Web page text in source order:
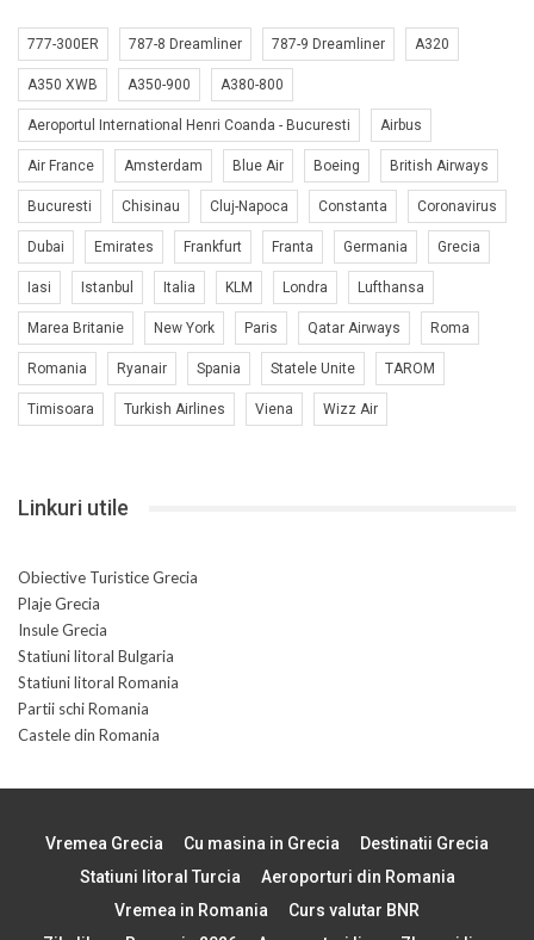
777-300ER 787-8 Dreamliner 787-9 Dreamliner A320
A350 XWB A350-900 A380-800
Aeroportul International Henri Coanda - Bucuresti Airbus
Air France Amsterdam Blue Air Boeing British Airways
Bucuresti Chisinau Cluj-Napoca Constanta Coronavirus
Dubai Emirates Frankfurt Franta Germania Grecia
Iasi Istanbul Italia KLM Londra Lufthansa
Marea Britanie New York Paris Qatar Airways Roma
Romania Ryanair Spania Statele Unite TAROM
Timisoara Turkish Airlines Viena Wizz Air
Linkuri utile
Obiective Turistice Grecia
Plaje Grecia
Insule Grecia
Statiuni litoral Bulgaria
Statiuni litoral Romania
Partii schi Romania
Castele din Romania
Vremea Grecia Cu masina in Grecia
Destinatii Grecia
Statiuni litoral Turcia
Aeroporturi din Romania
Vremea in Romania
Curs valutar BNR